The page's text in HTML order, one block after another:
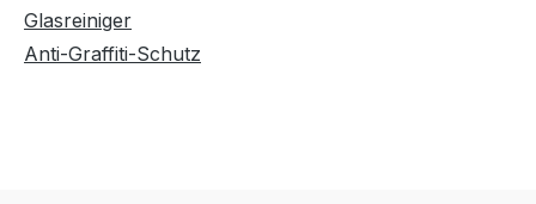
Glasreiniger
Anti-Graffiti-Schutz